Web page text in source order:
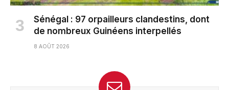
Sénégal : 97 orpailleurs clandestins, dont
de nombreux Guinéens interpellés
8 AOÛT 2026